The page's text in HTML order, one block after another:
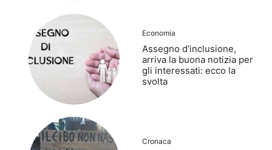
Economia
Assegno d’inclusione,
arriva la buona notizia per
gli interessati: ecco la
svolta
Cronaca